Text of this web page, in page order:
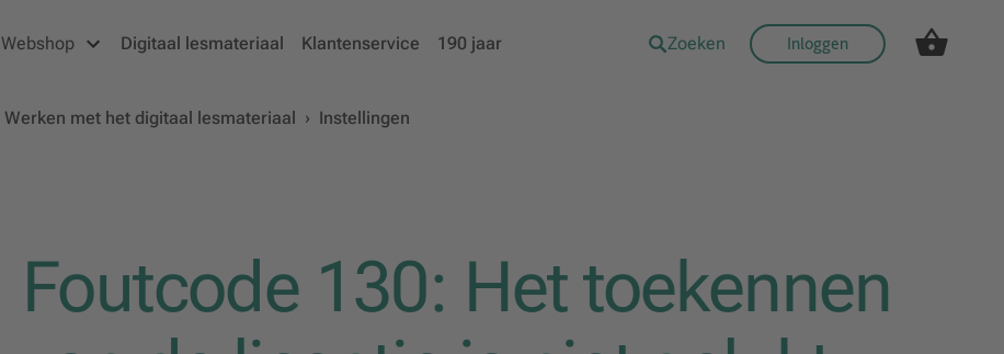
Webshop Digitaal lesmateriaal Klantenservice 190 jaar Zoeken Inloggen
Werken met het digitaal lesmateriaal › Instellingen
Foutcode 130: Het toekennen